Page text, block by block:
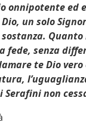
onnipotente
un solo
fede, senza
te Dio
Serafini non